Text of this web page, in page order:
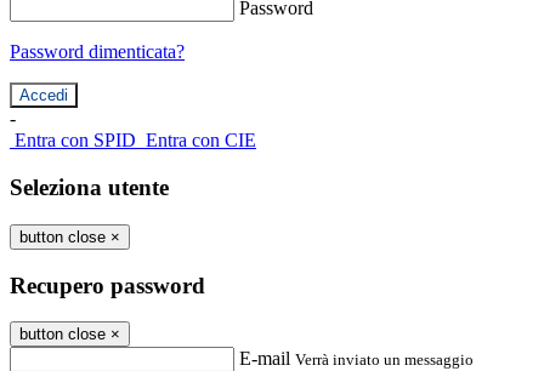
Password
Password dimenticata?
-
Entra con SPID Entra con CIE
Seleziona utente
button close ×
Recupero password
button close ×
E-mail Verrà inviato un messaggio